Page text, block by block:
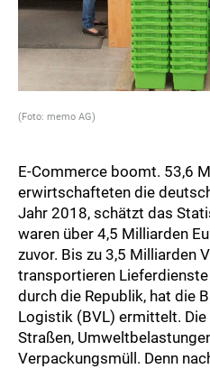
(Foto: memo AG)
E-Commerce boomt. 53,6
erwirtschafteten die
Jahr 2018, schätzt das
waren über 4,5 Milliarden
zuvor. Bis zu 3,5 Milliarden
transportieren
durch die Republik, hat die
Logistik (BVL) ermittelt.
Straßen,
Verpackungsmüll. Denn